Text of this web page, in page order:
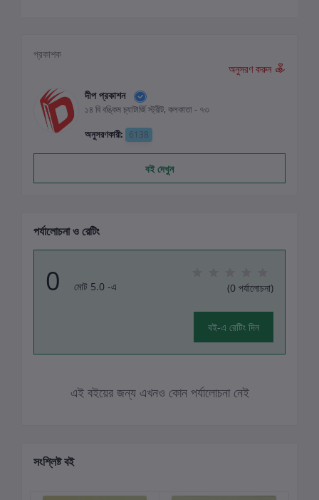
প্রকাশক
অনুসরণ করুন
দীপ প্রকাশন
১৪ বি বঙ্কিম চ্যাটার্জি স্ট্রীট, কলকাতা - ৭৩
অনুসরণকারী: 6138
বই দেখুন
পর্যালোচনা ও রেটিং
0 মোট 5.0 -এ (0 পর্যালোচনা)
বই-এ রেটিং দিন
এই বইয়ের জন্য এখনও কোন পর্যালোচনা নেই
সংশ্লিষ্ট বই